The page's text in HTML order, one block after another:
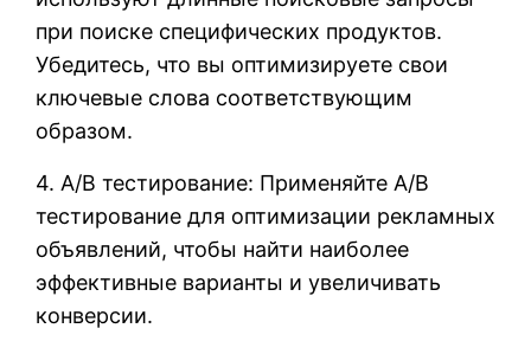
при поиске специфических продуктов.
Убедитесь, что вы оптимизируете свои
ключевые слова соответствующим
образом.
4. A/B тестирование: Применяйте A/B
тестирование для оптимизации рекламных
объявлений, чтобы найти наиболее
эффективные варианты и увеличивать
конверсии.